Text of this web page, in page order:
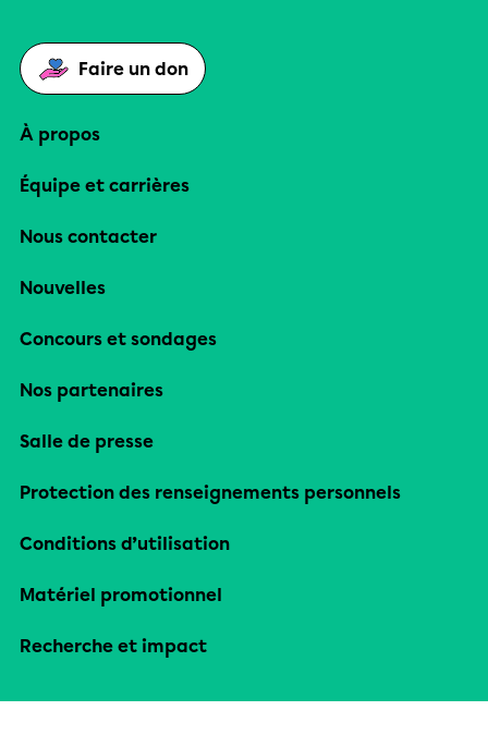
Faire un don
À propos
Équipe et carrières
Nous contacter
Nouvelles
Concours et sondages
Nos partenaires
Salle de presse
Protection des renseignements personnels
Conditions d’utilisation
Matériel promotionnel
Recherche et impact